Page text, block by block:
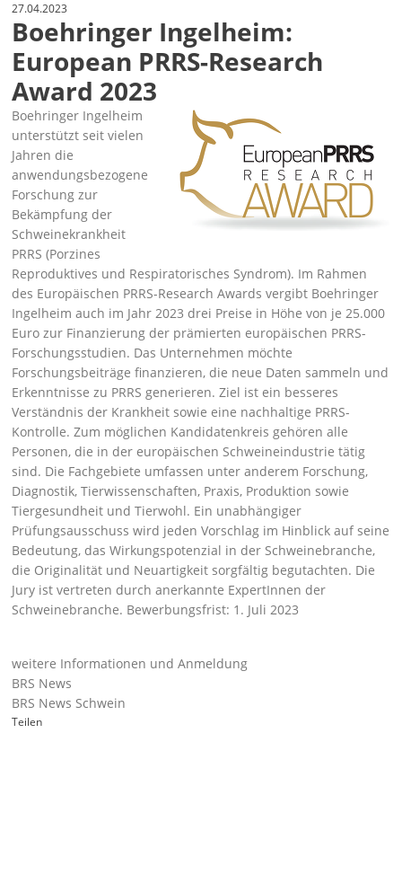
27.04.2023
Boehringer Ingelheim:
European PRRS-Research
Award 2023
Boehringer Ingelheim
unterstützt seit vielen
Jahren die
anwendungsbezogene
Forschung zur
Bekämpfung der
Schweinekrankheit
PRRS (Porzines
Reproduktives und Respiratorisches Syndrom). Im Rahmen
des Europäischen PRRS-Research Awards vergibt Boehringer
Ingelheim auch im Jahr 2023 drei Preise in Höhe von je 25.000
Euro zur Finanzierung der prämierten europäischen PRRS-
Forschungsstudien. Das Unternehmen möchte
Forschungsbeiträge finanzieren, die neue Daten sammeln und
Erkenntnisse zu PRRS generieren. Ziel ist ein besseres
Verständnis der Krankheit sowie eine nachhaltige PRRS-
Kontrolle. Zum möglichen Kandidatenkreis gehören alle
Personen, die in der europäischen Schweineindustrie tätig
sind. Die Fachgebiete umfassen unter anderem Forschung,
Diagnostik, Tierwissenschaften, Praxis, Produktion sowie
Tiergesundheit und Tierwohl. Ein unabhängiger
Prüfungsausschuss wird jeden Vorschlag im Hinblick auf seine
Bedeutung, das Wirkungspotenzial in der Schweinebranche,
die Originalität und Neuartigkeit sorgfältig begutachten. Die
Jury ist vertreten durch anerkannte ExpertInnen der
Schweinebranche. Bewerbungsfrist: 1. Juli 2023
weitere Informationen und Anmeldung
BRS News
BRS News Schwein
Teilen